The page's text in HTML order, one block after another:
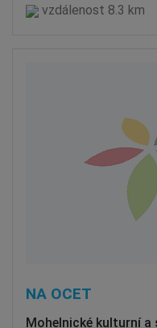
vzdálenost 8.3 km
NA OCET
Mohelnické kulturní